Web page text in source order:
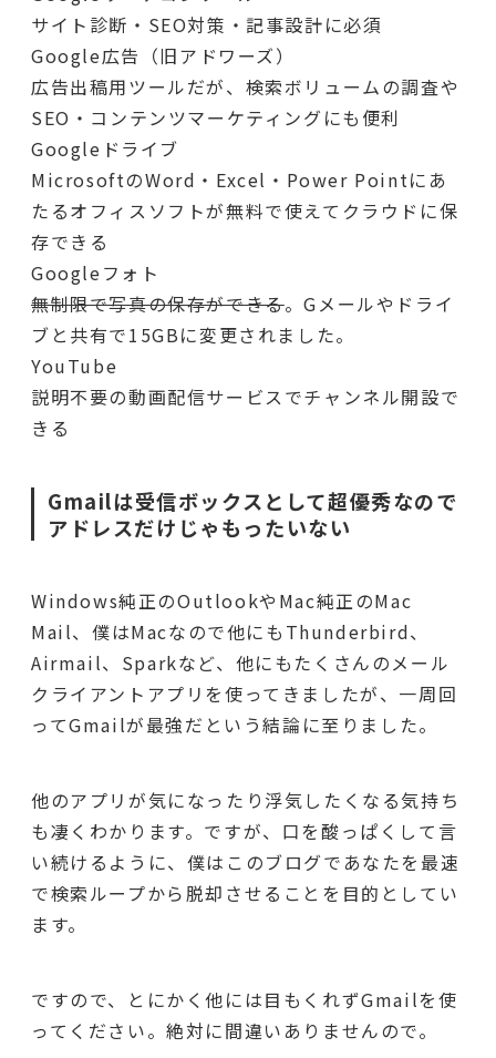
サイト診断・SEO対策・記事設計に必須
Google広告（旧アドワーズ）
広告出稿用ツールだが、検索ボリュームの調査や
SEO・コンテンツマーケティングにも便利
Googleドライブ
MicrosoftのWord・Excel・Power Pointにあ
たるオフィスソフトが無料で使えてクラウドに保
存できる
Googleフォト
無制限で写真の保存ができる。Gメールやドライ
ブと共有で15GBに変更されました。
YouTube
説明不要の動画配信サービスでチャンネル開設で
きる
Gmailは受信ボックスとして超優秀なので
アドレスだけじゃもったいない
Windows純正のOutlookやMac純正のMac
Mail、僕はMacなので他にもThunderbird、
Airmail、Sparkなど、他にもたくさんのメール
クライアントアプリを使ってきましたが、一周回
ってGmailが最強だという結論に至りました。
他のアプリが気になったり浮気したくなる気持ち
も凄くわかります。ですが、口を酸っぱくして言
い続けるように、僕はこのブログであなたを最速
で検索ループから脱却させることを目的としてい
ます。
ですので、とにかく他には目もくれずGmailを使
ってください。絶対に間違いありませんので。